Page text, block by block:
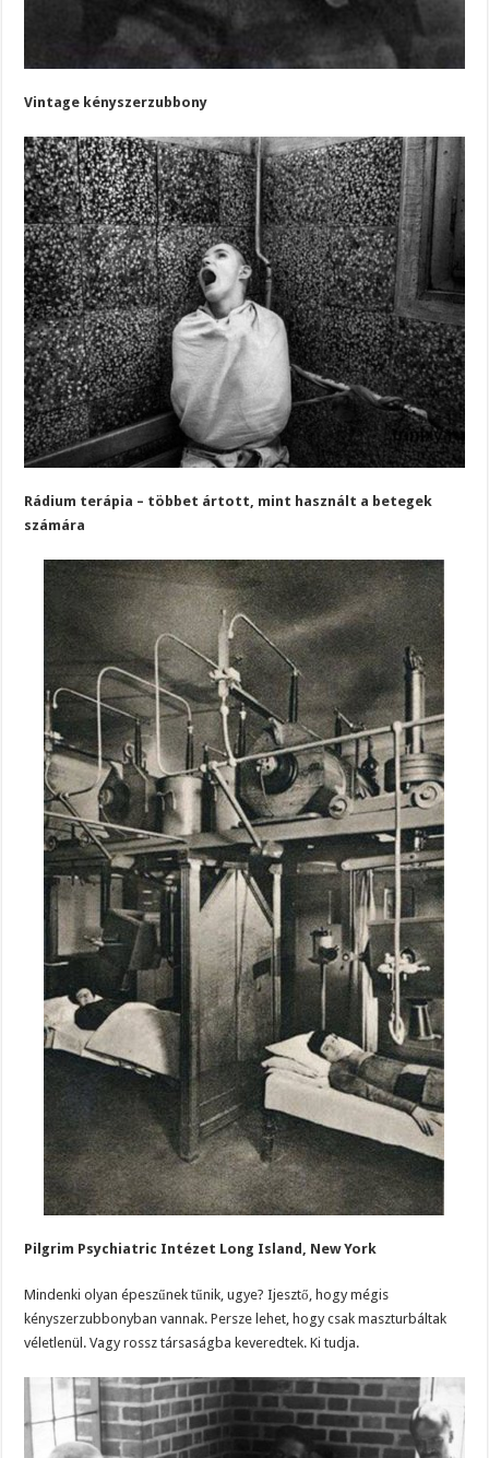
Vintage kényszerzubbony
Rádium terápia – többet ártott, mint használt a betegek
számára
Pilgrim Psychiatric Intézet Long Island, New York
Mindenki olyan épeszűnek tűnik, ugye? Ijesztő, hogy mégis
kényszerzubbonyban vannak. Persze lehet, hogy csak maszturbáltak
véletlenül. Vagy rossz társaságba keveredtek. Ki tudja.